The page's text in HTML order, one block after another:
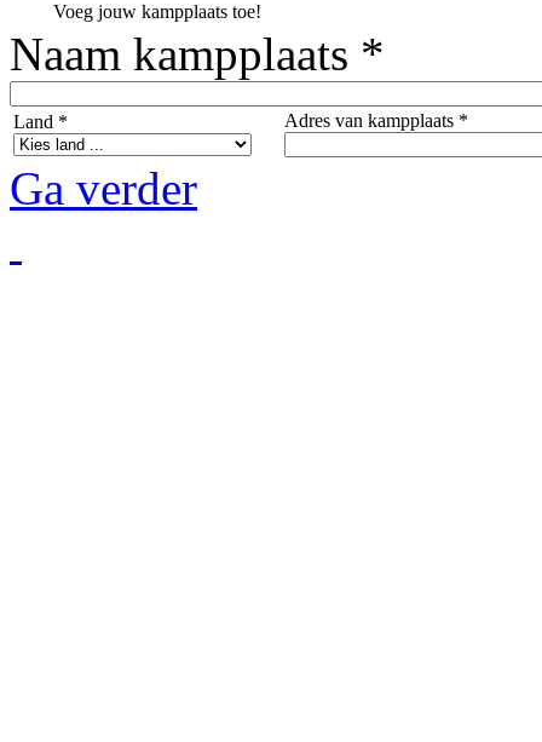
Voeg jouw kampplaats toe!
Naam kampplaats *
Land * Adres van kampplaats *
Ga verder